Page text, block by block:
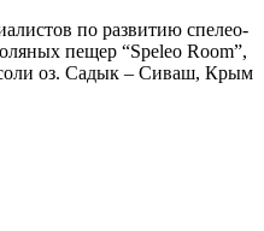
по развитию спелео-
пещер “Speleo Room”,
оз. Садык – Сиваш, Крым